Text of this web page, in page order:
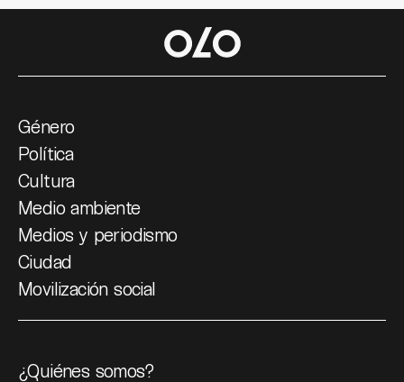
Género
Política
Cultura
Medio ambiente
Medios y periodismo
Ciudad
Movilización social
¿Quiénes somos?